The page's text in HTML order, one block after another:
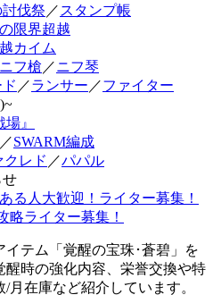
討伐祭 ／ スタンプ帳
限界超越
カイム
ニフ槍 ／ニフ琴
／ランサー ／ファイター
』
／SWARM編成
クレド ／パパル
せ
る人大歓迎！ライター募集！
略ライター募集！
テム「覚醒の宝珠･蒼碧」を
時の強化内容、栄誉交換や特
在庫など紹介しています。